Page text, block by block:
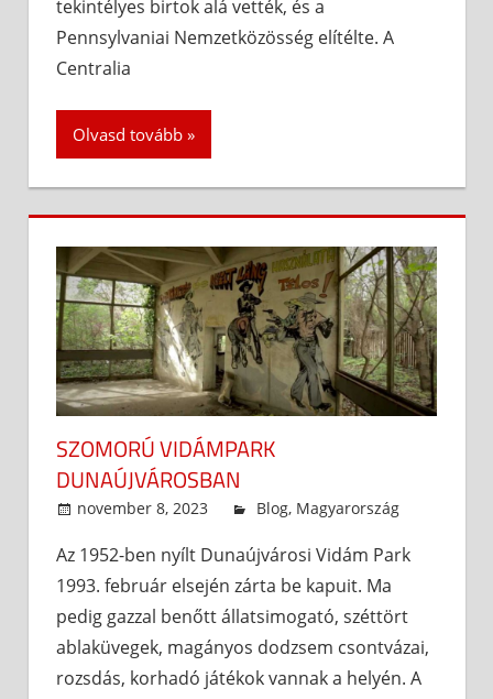
tekintélyes birtok alá vették, és a
Pennsylvaniai Nemzetközösség elítélte. A
Centralia
Olvasd tovább
SZOMORÚ VIDÁMPARK
DUNAÚJVÁROSBAN
november 8, 2023 admin
Blog, Magyarország
Az 1952-ben nyílt Dunaújvárosi Vidám Park
1993. február elsején zárta be kapuit. Ma
pedig gazzal benőtt állatsimogató, széttört
ablaküvegek, magányos dodzsem csontvázai,
rozsdás, korhadó játékok vannak a helyén. A